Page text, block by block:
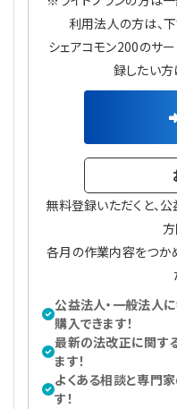
【連載】公益法人運営
【連載】公益法人会計
【連載】公益法人のた
【連載】実務と税務のポ
【連載】事務局だより
【連載】テーマで紐解く
【連載】悩みと向き合う
【連載】非営利法人
【連載】労務管理の歩き
【連載】AI活用のすすめ
【連載】IT実務一問一答
プライバシーポリシー
利用法人の方は、下
シェアコモン200のサー
録したい方
無料登録いただくと、
各月の作業内容をつか
公益法人・一般法人
購入できます！
最新の法改正に関す
ます！
よくある相談と専門
す！